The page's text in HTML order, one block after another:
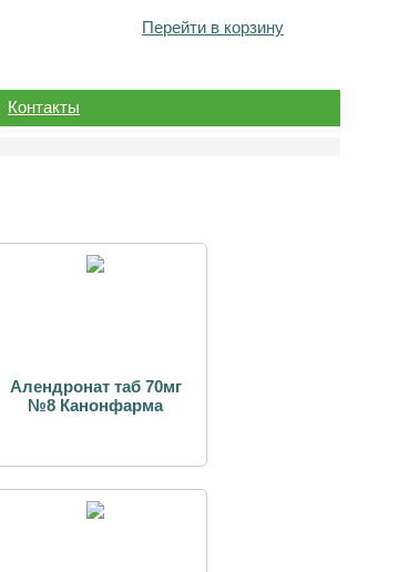
Перейти в корзину
Контакты
Алендронат таб 70мг
№8 Канонфарма